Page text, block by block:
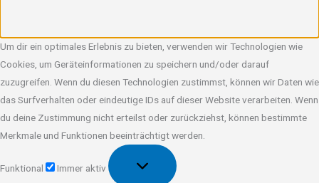
Um dir ein optimales Erlebnis zu bieten, verwenden wir Technologien wie
Cookies, um Geräteinformationen zu speichern und/oder darauf
zuzugreifen. Wenn du diesen Technologien zustimmst, können wir Daten wie
das Surfverhalten oder eindeutige IDs auf dieser Website verarbeiten. Wenn
du deine Zustimmung nicht erteilst oder zurückziehst, können bestimmte
Merkmale und Funktionen beeinträchtigt werden.
Funktional
Immer aktiv